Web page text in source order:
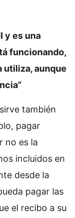
y es una
funcionando,
utiliza, aunque
también
pagar
no es la
incluidos en
desde la
pagar las
el recibo a su